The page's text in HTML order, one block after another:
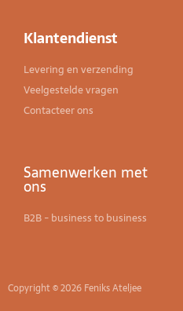
Klantendienst
Levering en verzending
Veelgestelde vragen
Contacteer ons
Samenwerken met
ons
B2B - business to business
Copyright © 2026 Feniks Ateljee